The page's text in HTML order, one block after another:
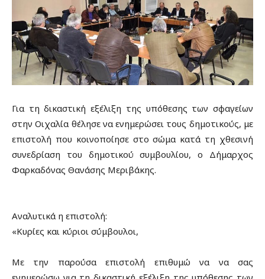
Για τη δικαστική εξέλιξη της υπόθεσης των σφαγείων
στην Οιχαλία θέλησε να ενημερώσει τους δημοτικούς, με
επιστολή που κοινοποίησε στο σώμα κατά τη χθεσινή
συνεδρίαση του δημοτικού συμβουλίου, ο Δήμαρχος
Φαρκαδόνας Θανάσης Μεριβάκης.
Αναλυτικά η επιστολή:
«Κυρίες και κύριοι σύμβουλοι,
Με την παρούσα επιστολή επιθυμώ να να σας